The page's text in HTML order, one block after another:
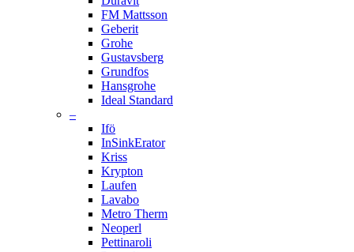
FM Mattsson
Geberit
Grohe
Gustavsberg
Grundfos
Hansgrohe
Ideal Standard
–
Ifö
InSinkErator
Kriss
Krypton
Laufen
Lavabo
Metro Therm
Neoperl
Pettinaroli